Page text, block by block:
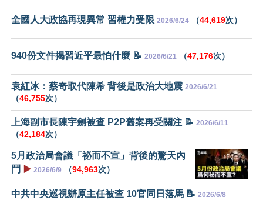
全國人大政協再現異常 習權力受限 2026/6/24 （44,619次）
940份文件揭習近平最怕什麼 📝 2026/6/21 （47,176次）
袁紅冰：蔡奇取代陳希 背後是政治大地震 2026/6/21
（46,755次）
上海副市長陳宇劍被查 P2P舊案再受關注 📝 2026/6/11
（42,184次）
5月政治局會議「祕而不宣」背後的驚天內
鬥 ▶️ 2026/6/9 （94,963次）
中共中央巡視辦原主任被查 10官同日落馬 📝 2026/6/8